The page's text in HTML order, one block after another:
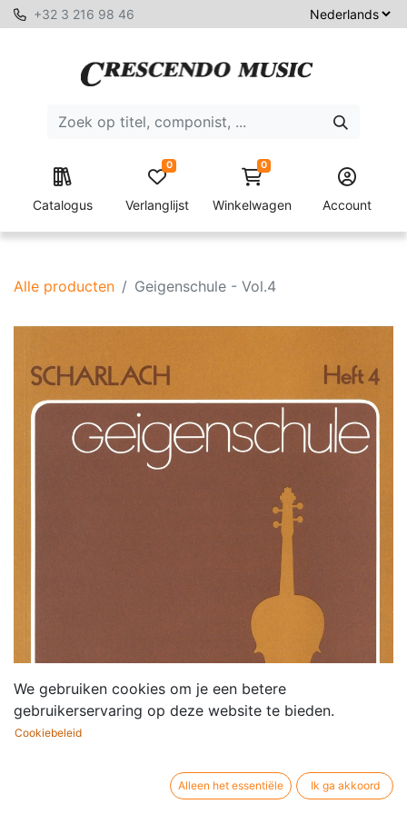
+32 3 216 98 46
Catalogus Verlanglijst
0 0
Winkelwagen Account
Alle producten Geigenschule - Vol.4
We gebruiken cookies om je een betere
gebruikerservaring op deze website te bieden.
Cookiebeleid
Alleen het essentiële Ik ga akkoord